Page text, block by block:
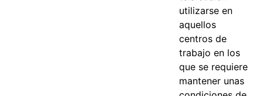
utilizarse en
aquellos
centros de
trabajo en los
que se requiere
mantener unas